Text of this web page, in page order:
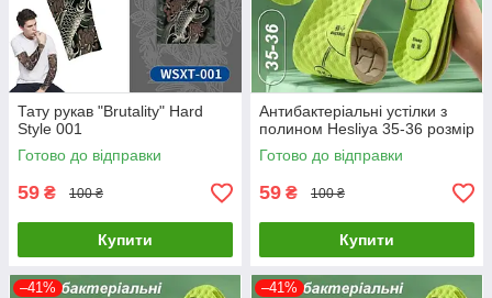
Тату рукав "Brutality" Hard
Style 001
Готово до відправки
59 ₴ 100 ₴
Купити
Антибактеріальні устілки з
полином Hesliya 35-36 розмір
Готово до відправки
59 ₴ 100 ₴
Купити
–41% –41%